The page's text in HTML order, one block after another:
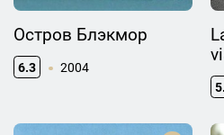
Остров Блэкмор
6.3 2004